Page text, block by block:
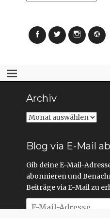
FacebookTwitter Instagram
Archiv
Archiv
Blog via E-Mail
Gib deine E-Mail-
abonnieren und
Beiträge via E-Mail zu
E-